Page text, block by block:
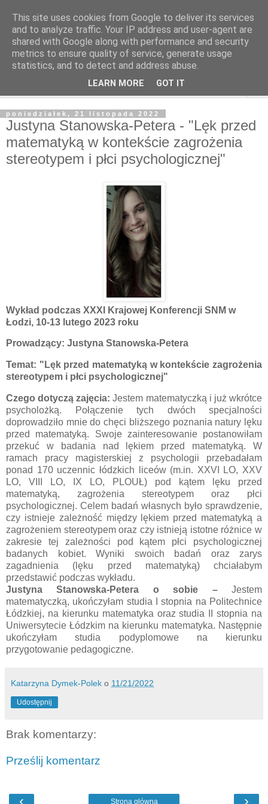
poniedziałek, 21 listopada 2022
Justyna Stanowska-Petera - "Lęk przed
matematyką w kontekście zagrożenia
stereotypem i płci psychologicznej"
Wykład podczas XXXI Krajowej Konferencji SNM w
Łodzi, 10-13 lutego 2023 roku
Prowadzący: Justyna Stanowska-Petera
Temat: "Lęk przed matematyką w kontekście zagrożenia
stereotypem i płci psychologicznej"
Czego dotyczą zajęcia: Jestem matematyczką i już wkrótce
psycholożką. Połączenie tych dwóch specjalności
doprowadziło mnie do chęci bliższego poznania natury lęku
przed matematyką. Swoje zainteresowanie postanowiłam
przekuć w badania nad lękiem przed matematyką. W
ramach pracy magisterskiej z psychologii przebadałam
ponad 170 uczennic łódzkich liceów (m.in. XXVI LO, XXV
LO, VIII LO, IX LO, PLOUŁ) pod kątem lęku przed
matematyką, zagrożenia stereotypem oraz płci
psychologicznej. Celem badań własnych było sprawdzenie,
czy istnieje zależność między lękiem przed matematyką a
zagrożeniem stereotypem oraz czy istnieją istotne różnice w
zakresie tej zależności pod kątem płci psychologicznej
badanych kobiet. Wyniki swoich badań oraz zarys
zagadnienia (lęku przed matematyką) chciałabym
przedstawić podczas wykładu.
Justyna Stanowska-Petera o sobie –Jestem
matematyczką, ukończyłam studia I stopnia na Politechnice
Łódzkiej, na kierunku matematyka oraz studia II stopnia na
Uniwersytecie Łódzkim na kierunku matematyka. Następnie
ukończyłam studia podyplomowe na kierunku
przygotowanie pedagogiczne.
Katarzyna Dymek-Polek o 11/21/2022
Udostępnij
Brak komentarzy:
Prześlij komentarz
‹ ›
Strona główna
This site uses cookies from Google to deliver its services
and to analyze traffic. Your IP address and user-agent are
shared with Google along with performance and security
metrics to ensure quality of service, generate usage
statistics, and to detect and address abuse.
LEARN MORE GOT IT